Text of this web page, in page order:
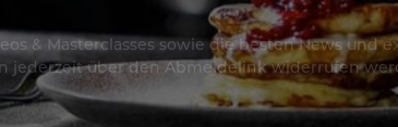
& Masterclasses sowie die besten News
jederzeit über den Abmeldelink widerrufen